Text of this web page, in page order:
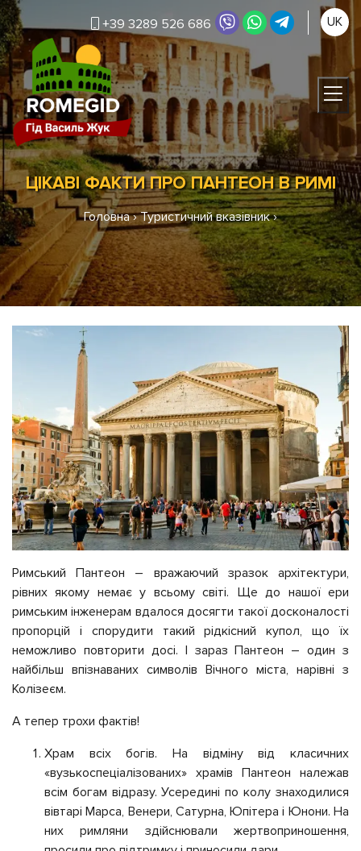
+39 3289 526 686 UK
ЦІКАВІ ФАКТИ ПРО ПАНТЕОН В РИМІ
Головна›Туристичний вказівник›
Римський Пантеон – вражаючий зразок архітектури,
рівних якому немає у всьому світі. Ще до нашої ери
римським інженерам вдалося досягти такої досконалості
пропорцій і спорудити такий рідкісний купол, що їх
неможливо повторити досі. І зараз Пантеон – один з
найбільш впізнаваних символів Вічного міста, нарівні з
Колізеєм.
А тепер трохи фактів!
Храм всіх богів. На відміну від класичних
«вузькоспеціалізованих» храмів Пантеон належав
всім богам відразу. Усередині по колу знаходилися
вівтарі Марса, Венери, Сатурна, Юпітера і Юнони. На
них римляни здійснювали жертвоприношення,